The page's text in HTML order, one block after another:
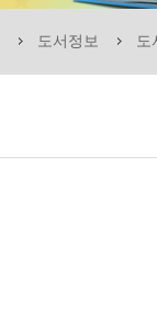
도서정보 도